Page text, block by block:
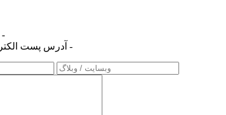
کامل کردن گزینه های ستاره دار (*) الزامی است -
آدرس پست الکترونیکی شما محفوظ بوده و نمایش داده نخواهد شد -